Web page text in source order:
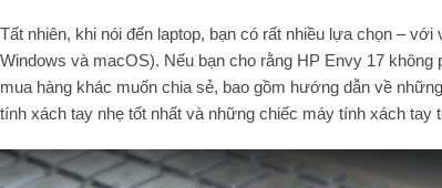
Tất nhiên, khi nói đến laptop, bạn có rất nhiều lựa chọn –
Windows và macOS). Nếu bạn cho rằng HP Envy 17
mua hàng khác muốn chia sẻ, bao gồm hướng dẫn về
tính xách tay nhẹ tốt nhất và những chiếc máy tính xách tay